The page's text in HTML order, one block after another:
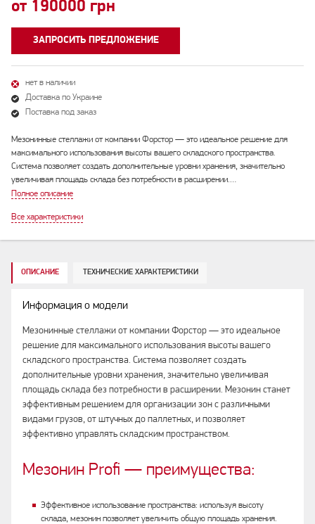
от 190000 грн
ЗАПРОСИТЬ ПРЕДЛОЖЕНИЕ
нет в наличии
Доставка по Украине
Поставка под заказ
Мезонинные стеллажи от компании Форстор — это идеальное решение для
максимального использования высоты вашего складского пространства.
Система позволяет создать дополнительные уровни хранения, значительно
увеличивая площадь склада без потребности в расширении.…
Полное описание
Все характеристики
ОПИСАНИЕ ТЕХНИЧЕСКИЕ ХАРАКТЕРИСТИКИ
Информация о модели
Мезонинные стеллажи от компании Форстор — это идеальное
решение для максимального использования высоты вашего
складского пространства. Система позволяет создать
дополнительные уровни хранения, значительно увеличивая
площадь склада без потребности в расширении. Мезонин станет
эффективным решением для организации зон с различными
видами грузов, от штучных до паллетных, и позволяет
эффективно управлять складским пространством.
Мезонин Profi — преимущества:
Эффективное использование пространства: используя высоту
склада, мезонин позволяет увеличить общую площадь хранения.